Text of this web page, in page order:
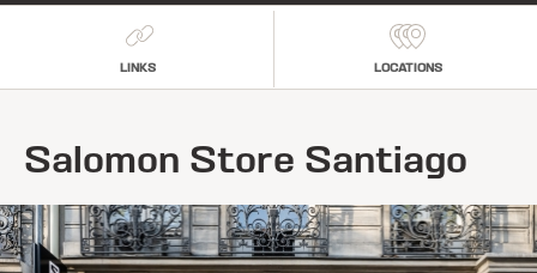
LINKS LOCATIONS
Salomon Store Santiago